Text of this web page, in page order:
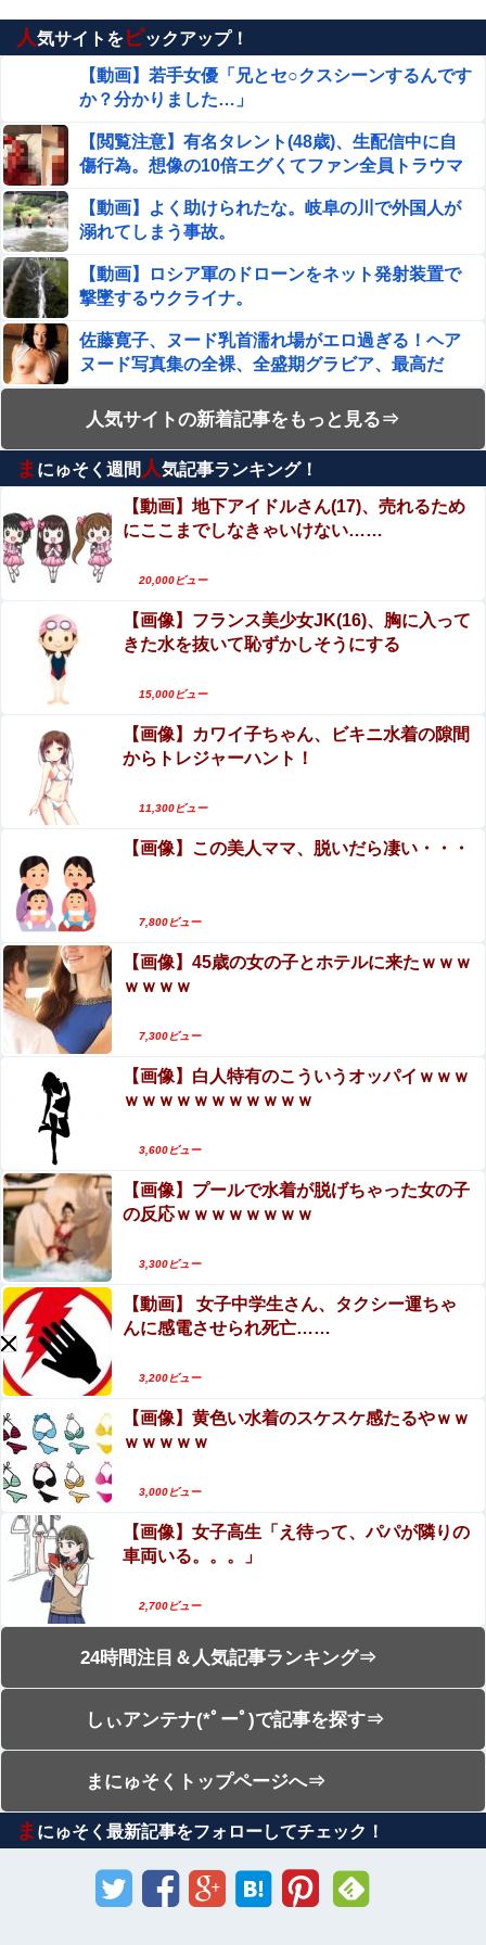
ず少子化します」他
【動画】手術中に熊本地震直撃やばすぎる
休日に甥っ子をアポなし託児を押し付けてきた兄嫁！「テ
レビでも見せといてw」と言うので『Gガンダム』を一気
見させた結果……甥っ子が重度の中二病を発症して家で大
暴れｗｗ
【悲報】財務省のエース、左遷へ。官邸幹部「政権に協力
的でなかったから」
エロ漫画『後輩の小悪魔地雷女子をデカチンで理解らせる
話』をrawやhitomiを使わずに無料で読む方法│めんぼーれ
んぽー
今まで賛成派から発言権を奪っていた減税反対派、だが全
員に発言権が与えられるように方式変更された途端……
【画像】 おじさん「締まり凄いね♥ほぐし甲斐があるよ
♥」友達との買い物の為にサクッとパパ活する女さん
【エ□漫画】 エ●チでだらしなく変貌してしまったいとこ
のお姉ちゃんにチン○ン搾り取られちゃうショタ君…！
【画像】 ドスケベ体育祭、開幕ｗｗｗ
専門家「日本車はダサい、見てて恥ずかしい」
【ウマ娘】セイちゃんの攻撃力を見よ！！！
児は？私の仕事は？キャリアは？」
妹の通信簿見た結果wwwwww
【画像】 暴走族のセ〇クス、エチエチすぎるｗｗｗw
ｗｗｗｗｗｗｗｗ
【日向坂46】坂井新奈、単独で外番組初出演ｷﾀ━(ﾟ
∀ﾟ)━!!!!他
Powered by livedoor 相互RSS
人気サイトを ピックアップ！
【動画】若手女優「兄とセ○クスシーンするんです
か？分かりました…」
【閲覧注意】有名タレント(48歳)、生配信中に自
傷行為。想像の10倍エグくてファン全員トラウマ
【動画】よく助けられたな。岐阜の川で外国人が
溺れてしまう事故。
【動画】ロシア軍のドローンをネット発射装置で
撃墜するウクライナ。
佐藤寛子、ヌード乳首濡れ場がエロ過ぎる！ヘア
ヌード写真集の全裸、全盛期グラビア、最高だ
わ・・・
【閲覧注意】首吊り自殺中に失禁する美少女達の
動画を見て興奮する男達が存在するらしい…（動
画あり）
【動画】逃げる判断はやっ！埼玉でスマホ運転の
プリウスに当て逃げされる車載。
上西怜、写真集おっぱいがエロい！元NMB48、成
熟した至高のおっぱい！！
を満たしたい』をrawやhitomiを使わずに無料で読
む方法│でんぶ腿
に モブ男子の俺が引っ越した結果』をrawや
エロ漫画『後輩の小悪魔地雷女子をデカチンで理
解らせる話』をrawやhitomiを使わずに無料で読む
女子生徒「土下座しながらオ○ニーしろ！」⇒ 日
人気サイトの新着記事をもっと見る⇒
ま にゅそく週間 人気記事ランキング！
【動画】地下アイドルさん(17)、売れるため
にここまでしなきゃいけない……
20,000ビュー
【画像】フランス美少女JK(16)、胸に入って
きた水を抜いて恥ずかしそうにする
15,000ビュー
【画像】カワイ子ちゃん、ビキニ水着の隙間
からトレジャーハント！
11,300ビュー
【画像】この美人ママ、脱いだら凄い・・・
7,800ビュー
【画像】45歳の女の子とホテルに来たｗｗｗ
ｗｗｗｗ
7,300ビュー
【画像】白人特有のこういうオッパイｗｗｗ
ｗｗｗｗｗｗｗｗｗｗｗ
3,600ビュー
【画像】プールで水着が脱げちゃった女の子
の反応ｗｗｗｗｗｗｗｗ
3,300ビュー
【動画】 女子中学生さん、タクシー運ちゃ
んに感電させられ死亡……
3,200ビュー
【画像】黄色い水着のスケスケ感たるやｗｗ
ｗｗｗｗｗ
3,000ビュー
【画像】女子高生「え待って、パパが隣りの
車両いる。。。」
2,700ビュー
24時間注目＆人気記事ランキング⇒
しぃアンテナ(*ﾟーﾟ)で記事を探す⇒
まにゅそくトップページへ⇒
ま にゅそく最新記事をフォローしてチェック！